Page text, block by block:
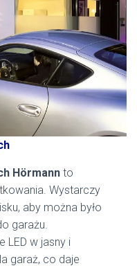
Hörmann to
Wystarczy
aby można było
garażu.
LED w jasny i
garaż, co daje